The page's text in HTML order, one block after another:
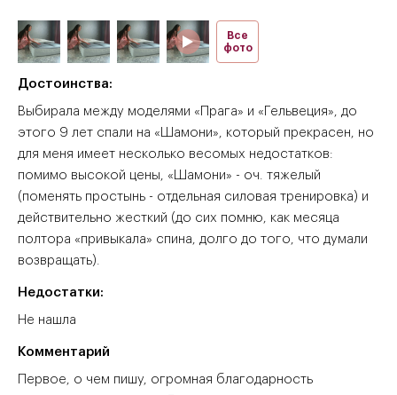
Все
фото
Достоинства:
Выбирала между моделями «Прага» и «Гельвеция», до
этого 9 лет спали на «Шамони», который прекрасен, но
для меня имеет несколько весомых недостатков:
помимо высокой цены, «Шамони» - оч. тяжелый
(поменять простынь - отдельная силовая тренировка) и
действительно жесткий (до сих помню, как месяца
полтора «привыкала» спина, долго до того, что думали
возвращать).
Недостатки:
Не нашла
Комментарий
Первое, о чем пишу, огромная благодарность